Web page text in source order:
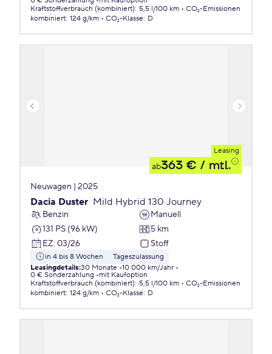
Kraftstoffverbrauch (kombiniert): 5,5 l/100 km
CO₂-Emissionen
kombiniert: 124 g/km CO₂-Klasse: D
Leasing
ab363 € / mtl.
Neuwagen | 2025
Dacia Duster Mild Hybrid 130 Journey
Benzin
Manuell
131 PS (96 kW)
5 km
EZ: 03/26 Stoff
in 4 bis 8 Wochen
Tageszulassung
Leasingdetails:30 Monate 10.000 km/Jahr
0 € Sonderzahlung
mit Kaufoption
Kraftstoffverbrauch (kombiniert): 5,5 l/100 km
CO₂-Emissionen
kombiniert: 124 g/km CO₂-Klasse: D